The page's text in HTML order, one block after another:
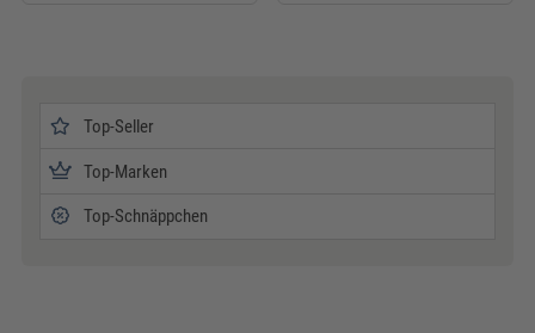
Top-Seller
Top-Marken
Top-Schnäppchen